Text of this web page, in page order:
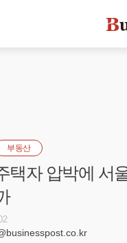
부동산
택자 압박에 서